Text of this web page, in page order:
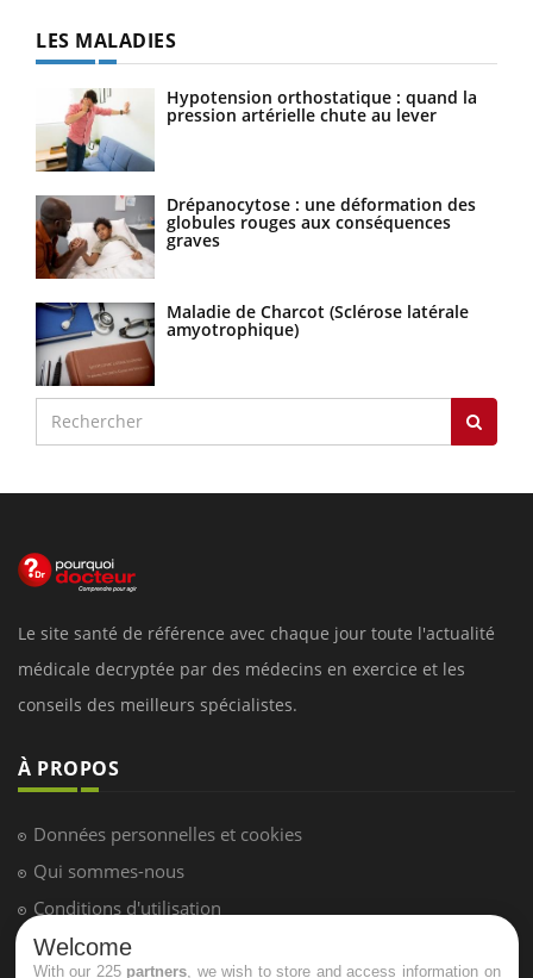
LES MALADIES
Hypotension orthostatique : quand la
pression artérielle chute au lever
Drépanocytose : une déformation des
globules rouges aux conséquences
graves
Maladie de Charcot (Sclérose latérale
amyotrophique)
Le site santé de référence avec chaque jour toute l'actualité
médicale decryptée par des médecins en exercice et les
conseils des meilleurs spécialistes.
À PROPOS
Données personnelles et cookies
Qui sommes-nous
Conditions d'utilisation
Plan du site
Welcome
With our 225 partners , we wish to store and access information on